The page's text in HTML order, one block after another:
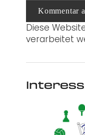
Kommentar
Diese
verarbeitet